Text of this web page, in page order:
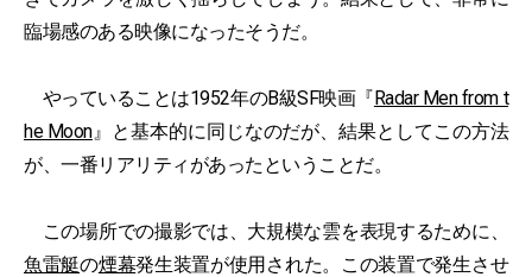
臨場感のある映像になったそうだ。
やっていることは1952年のB級SF映画『Radar Men from t
he Moon』と基本的に同じなのだが、結果としてこの方法
が、一番リアリティがあったということだ。
この場所での撮影では、大規模な雲を表現するために、
魚雷艇の煙幕発生装置が使用された。この装置で発生させ